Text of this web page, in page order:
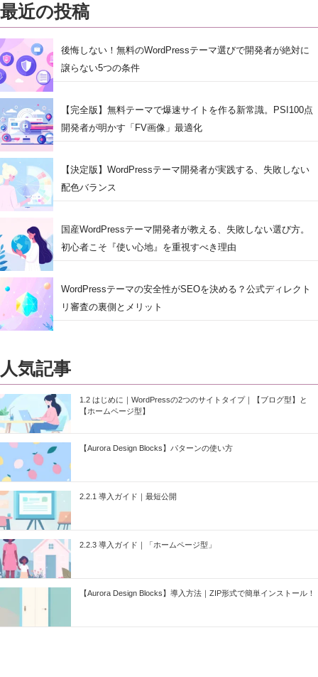
最近の投稿
後悔しない！無料のWordPressテーマ選びで開発者が絶対に
譲らない5つの条件
【完全版】無料テーマで爆速サイトを作る新常識。PSI100点
開発者が明かす「FV画像」最適化
【決定版】WordPressテーマ開発者が実践する、失敗しない
配色バランス
国産WordPressテーマ開発者が教える、失敗しない選び方。
初心者こそ『使い心地』を重視すべき理由
WordPressテーマの安全性がSEOを決める？公式ディレクト
リ審査の裏側とメリット
人気記事
1.2 はじめに｜WordPressの2つのサイトタイプ｜【ブログ型】と
【ホームページ型】
【Aurora Design Blocks】パターンの使い方
2.2.1 導入ガイド｜最短公開
2.2.3 導入ガイド｜「ホームページ型」
【Aurora Design Blocks】導入方法｜ZIP形式で簡単インストール！